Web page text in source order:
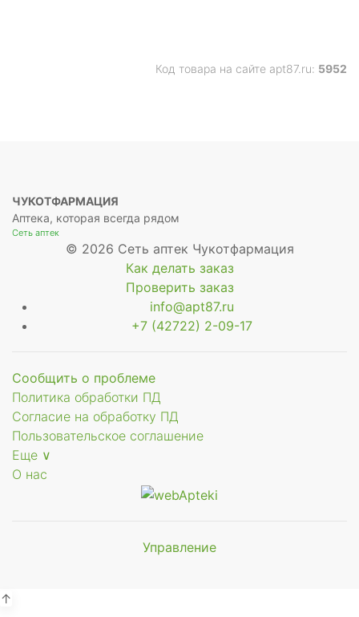
Код товара на сайте apt87.ru: 5952
ЧУКОТФАРМАЦИЯ
Аптека, которая всегда рядом
Сеть аптек
© 2026 Сеть аптек Чукотфармация
Как делать заказ
Проверить заказ
info@apt87.ru
+7 (42722) 2-09-17
Сообщить о проблеме
Политика обработки ПД
Согласие на обработку ПД
Пользовательское соглашение
Еще ∨
О нас
Управление
↑
Мы будем